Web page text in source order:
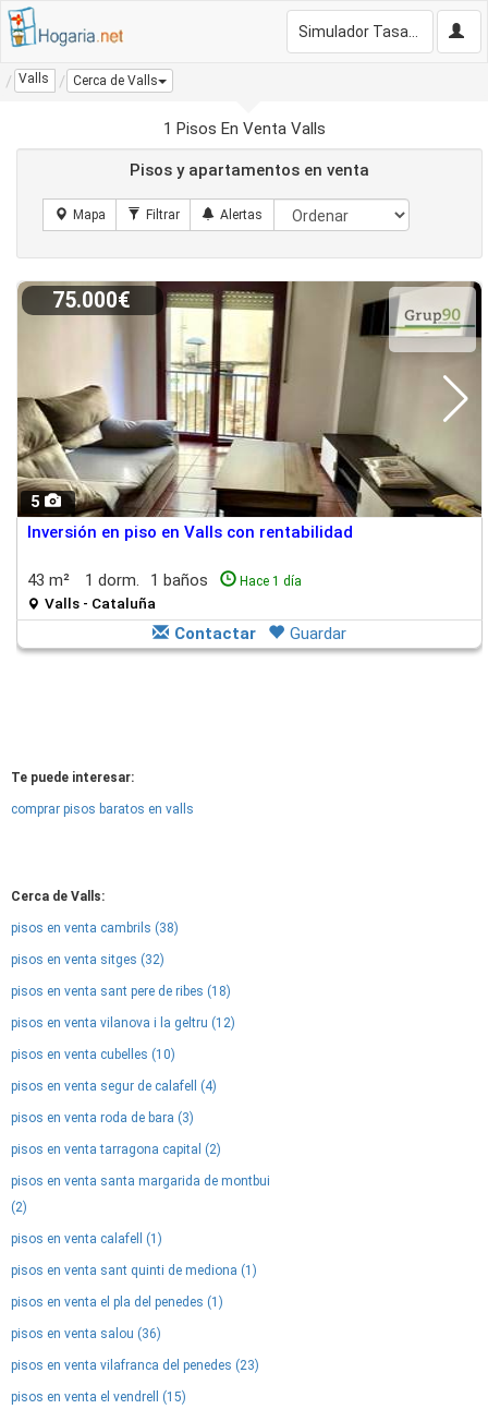
Valls Cerca de Valls
1 Pisos En Venta Valls
Pisos y apartamentos en venta
5
75.000€
Inversión en piso en Valls con rentabilidad
43 m² 1 dorm. 1 baños Hace 1 día
Valls - Cataluña
Contactar Guardar
Te puede interesar:
comprar pisos baratos en valls
Cerca de Valls:
pisos en venta cambrils (38)
pisos en venta sitges (32)
pisos en venta sant pere de ribes (18)
pisos en venta vilanova i la geltru (12)
pisos en venta cubelles (10)
pisos en venta segur de calafell (4)
pisos en venta roda de bara (3)
pisos en venta tarragona capital (2)
pisos en venta santa margarida de montbui
(2)
pisos en venta calafell (1)
pisos en venta sant quinti de mediona (1)
pisos en venta el pla del penedes (1)
pisos en venta salou (36)
pisos en venta vilafranca del penedes (23)
pisos en venta el vendrell (15)